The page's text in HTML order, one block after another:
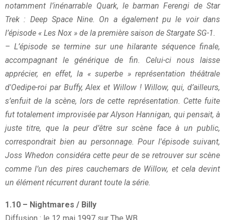
notamment l’inénarrable Quark, le barmanFerengi de Star
Trek : Deep Space Nine. On a également pu le voir dans
l’épisode « Les Nox » de la première saison de Stargate SG-1.
– L’épisode se termine sur une hilarante séquence finale,
accompagnant le générique de fin. Celui-ci nous laisse
apprécier, en effet, la « superbe » représentation théâtrale
d'Oedipe-roi par Buffy, Alex et Willow ! Willow, qui, d’ailleurs,
s’enfuit de la scène, lors de cette représentation. Cette fuite
fut totalement improvisée par Alyson Hannigan, qui pensait, à
juste titre, que la peur d’être sur scène face à un public,
correspondrait bien au personnage. Pour l'épisode suivant,
Joss Whedon considéra cette peur de se retrouver sur scène
comme l’un des pires cauchemars de Willow, et cela devint
un élément récurrent durant toute la série.
1.10 – Nightmares / Billy